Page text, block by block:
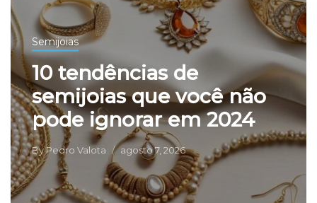
Semijoias
10 tendências de
semijoias que você não
pode ignorar em 2024
ByPedro Valota agosto 7, 2026